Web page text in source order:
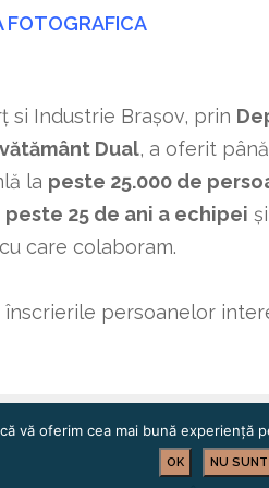
FOTOGRAFICA
si Industrie Brașov, prin
Dual, a oferit
la peste 25.000 de
25 de ani a echipei
cu care colaboram.
persoanelor
vă oferim cea mai bună
OK NU SUNT